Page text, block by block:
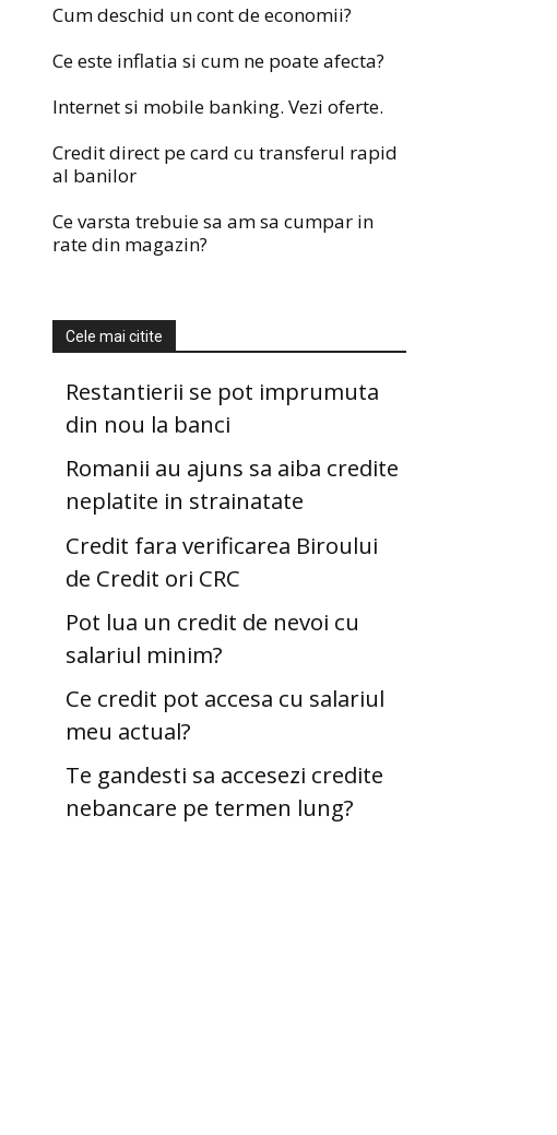
Cum deschid un cont de economii?
Ce este inflatia si cum ne poate afecta?
Internet si mobile banking. Vezi oferte.
Credit direct pe card cu transferul rapid
al banilor
Ce varsta trebuie sa am sa cumpar in
rate din magazin?
Cele mai citite
Restantierii se pot imprumuta
din nou la banci
Romanii au ajuns sa aiba credite
neplatite in strainatate
Credit fara verificarea Biroului
de Credit ori CRC
Pot lua un credit de nevoi cu
salariul minim?
Ce credit pot accesa cu salariul
meu actual?
Te gandesti sa accesezi credite
nebancare pe termen lung?